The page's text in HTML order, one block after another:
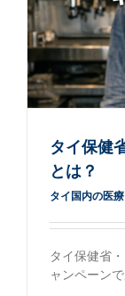
タイ保健
とは？
タイ国内の医
タイ保健省
ャンペーン